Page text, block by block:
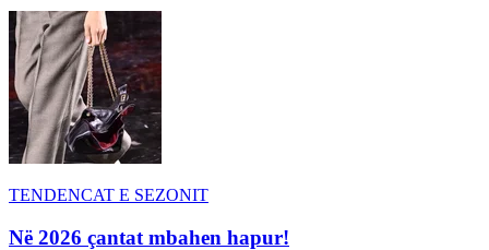
TENDENCAT E SEZONIT
Në 2026 çantat mbahen hapur!